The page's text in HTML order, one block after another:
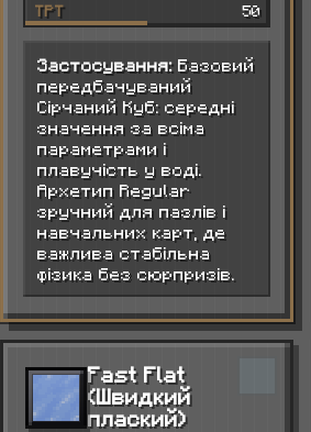
ТРТ 50
Застосування:Базовий
передбачуваний
Сірчаний Куб: середні
значення за всіма
параметрами і
плавучість у воді.
Архетип Regular
зручний для пазлів і
навчальних карт, де
важлива стабільна
фізика без сюрпризів.
Fast Flat
(Швидкий
плаский)